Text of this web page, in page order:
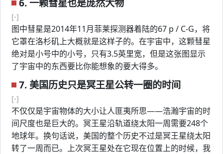
6. 一颗彗星也是庞然大物
[-]
图中彗星是2014年11月菲莱探测器着陆的67 p / C-G，将
它罩在洛杉矶上大概就是这样子的。在宇宙中，这颗彗星
绝对是小号中的小号，只有3.5英里宽，但是这张图显示
了宇宙中的东西要比你能想象的要大得多。
7. 美国历史只是冥王星公转一圈的时间
[-]
不仅仅是宇宙物体的大小让人匪夷所思——浩瀚宇宙的时
间尺度也是巨大的。冥王星沿轨道绕太阳一周需要248个
地球年。换句话说，美国的整个历史不过是冥王星绕太阳
转了一周而已。上次冥王星处在它现在位置上的时候，我